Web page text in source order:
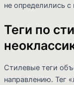
не определились
Теги по
Стилевые теги
направлению. Тег